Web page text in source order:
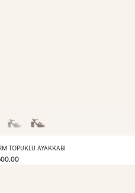
TOPUKLU AYAKKABI